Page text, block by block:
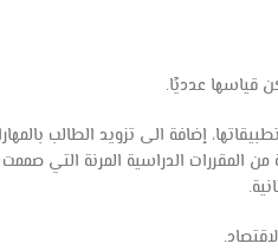
إضافة الى تزويد الطالب
المقررات الدراسية المرنة التي صممت